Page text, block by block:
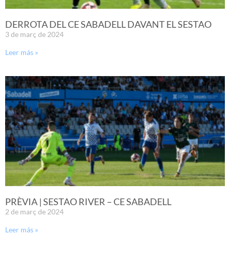
DERROTA DEL CE SABADELL DAVANT EL SESTAO
3 de març de 2024
Leer más »
PRÈVIA | SESTAO RIVER – CE SABADELL
2 de març de 2024
Leer más »